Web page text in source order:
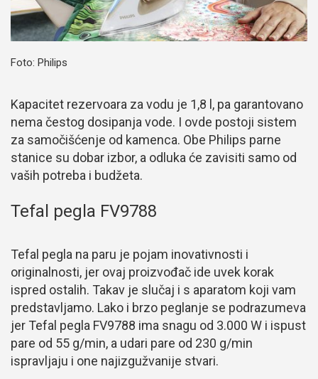
Foto: Philips
Kapacitet rezervoara za vodu je 1,8 l, pa garantovano
nema čestog dosipanja vode. I ovde postoji sistem
za samočišćenje od kamenca. Obe Philips parne
stanice su dobar izbor, a odluka će zavisiti samo od
vaših potreba i budžeta.
Tefal pegla FV9788
Tefal pegla na paru je pojam inovativnosti i
originalnosti, jer ovaj proizvođač ide uvek korak
ispred ostalih. Takav je slučaj i s aparatom koji vam
predstavljamo. Lako i brzo peglanje se podrazumeva
jer Tefal pegla FV9788 ima snagu od 3.000 W i ispust
pare od 55 g/min, a udari pare od 230 g/min
ispravljaju i one najizgužvanije stvari.